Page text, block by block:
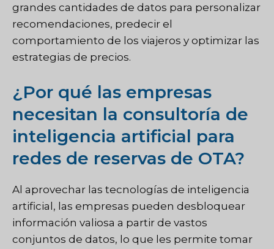
grandes cantidades de datos para personalizar
recomendaciones, predecir el
comportamiento de los viajeros y optimizar las
estrategias de precios.
¿Por qué las empresas
necesitan la consultoría de
inteligencia artificial para
redes de reservas de OTA?
Al aprovechar las tecnologías de inteligencia
artificial, las empresas pueden desbloquear
información valiosa a partir de vastos
conjuntos de datos, lo que les permite tomar